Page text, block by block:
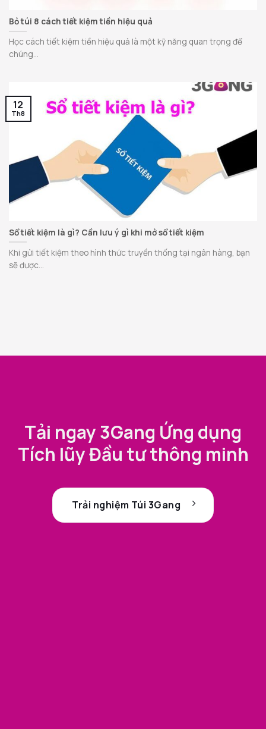
Bỏ túi 8 cách tiết kiệm tiền hiệu quả
Học cách tiết kiệm tiền hiệu quả là một kỹ năng quan trọng để
chúng...
Sổ tiết kiệm là gì? Cần lưu ý gì khi mở sổ tiết kiệm
Khi gửi tiết kiệm theo hình thức truyền thống tại ngân hàng, bạn
sẽ được...
12
Th8
Tải ngay 3Gang Ứng dụng
Tích lũy Đầu tư thông minh
Trải nghiệm Túi 3Gang